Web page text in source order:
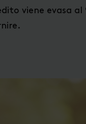
viene evasa